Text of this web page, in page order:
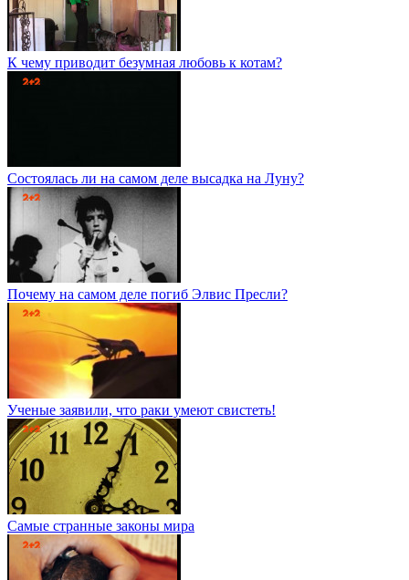
К чему приводит безумная любовь к котам?
Состоялась ли на самом деле высадка на Луну?
Почему на самом деле погиб Элвис Пресли?
Ученые заявили, что раки умеют свистеть!
Самые странные законы мира